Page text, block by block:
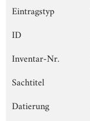
Eintragstyp
ID
Inventar-Nr.
Sachtitel
Datierung